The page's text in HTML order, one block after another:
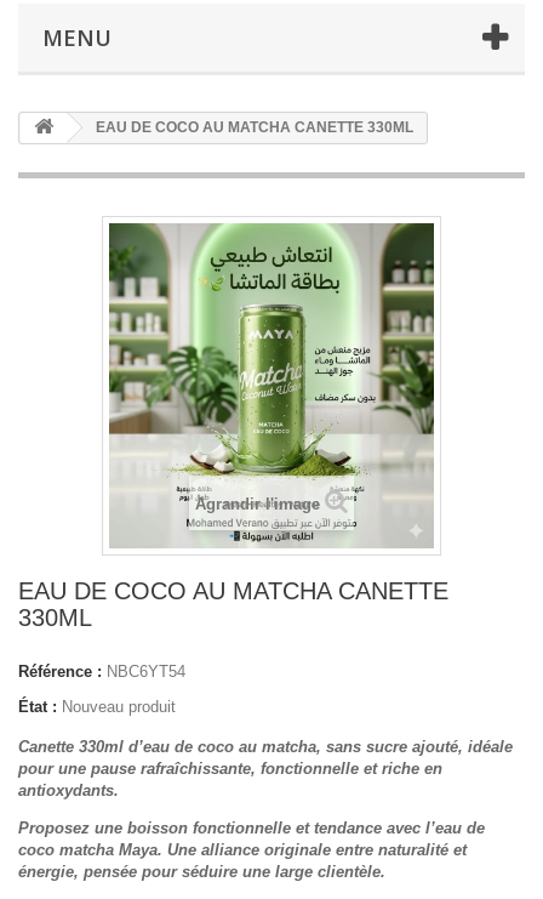
MENU
EAU DE COCO AU MATCHA CANETTE 330ML
Agrandir l'image
EAU DE COCO AU MATCHA CANETTE
330ML
Référence : NBC6YT54
État : Nouveau produit
Canette 330ml d’eau de coco au matcha, sans sucre ajouté, idéale
pour une pause rafraîchissante, fonctionnelle et riche en
antioxydants.
Proposez une boisson fonctionnelle et tendance avec l’eau de
coco matcha Maya. Une alliance originale entre naturalité et
énergie, pensée pour séduire une large clientèle.